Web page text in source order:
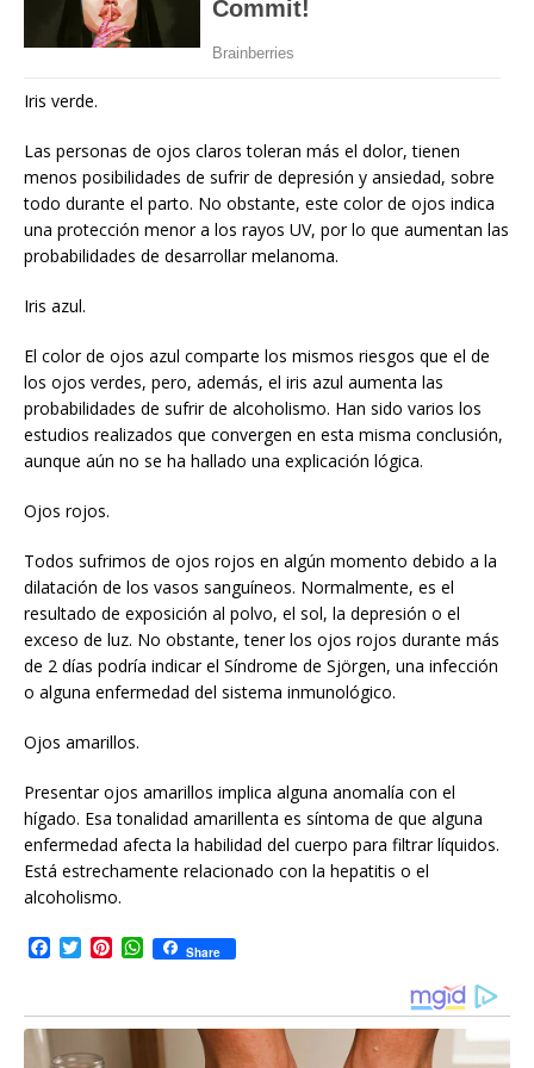
Iris verde.
Las personas de ojos claros toleran más el dolor, tienen
menos posibilidades de sufrir de depresión y ansiedad, sobre
todo durante el parto. No obstante, este color de ojos indica
una protección menor a los rayos UV, por lo que aumentan las
probabilidades de desarrollar melanoma.
Iris azul.
El color de ojos azul comparte los mismos riesgos que el de
los ojos verdes, pero, además, el iris azul aumenta las
probabilidades de sufrir de alcoholismo. Han sido varios los
estudios realizados que convergen en esta misma conclusión,
aunque aún no se ha hallado una explicación lógica.
Ojos rojos.
Todos sufrimos de ojos rojos en algún momento debido a la
dilatación de los vasos sanguíneos. Normalmente, es el
resultado de exposición al polvo, el sol, la depresión o el
exceso de luz. No obstante, tener los ojos rojos durante más
de 2 días podría indicar el Síndrome de Sjörgen, una infección
o alguna enfermedad del sistema inmunológico.
Ojos amarillos.
Presentar ojos amarillos implica alguna anomalía con el
hígado. Esa tonalidad amarillenta es síntoma de que alguna
enfermedad afecta la habilidad del cuerpo para filtrar líquidos.
Está estrechamente relacionado con la hepatitis o el
alcoholismo.
e
b
o
T
t
t
e
P
t
e
W
h
t
s
Share